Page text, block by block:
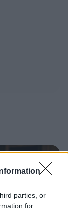
parties, or
for